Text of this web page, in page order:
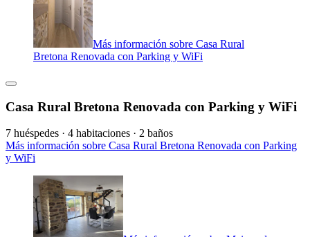
Más información sobre Casa Rural
Bretona Renovada con Parking y WiFi
Casa Rural Bretona Renovada con Parking y WiFi
7 huéspedes · 4 habitaciones · 2 baños
Más información sobre Casa Rural Bretona Renovada con Parking
y WiFi